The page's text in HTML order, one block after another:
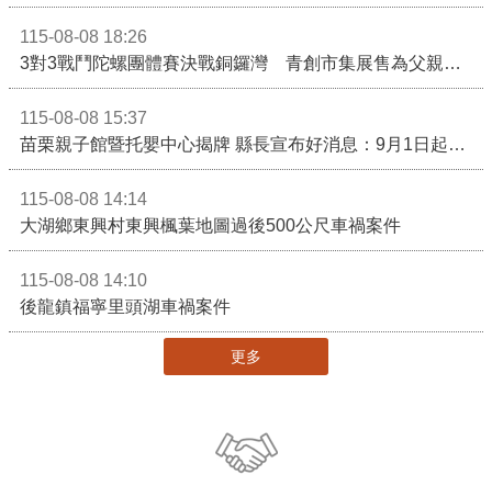
115-08-08 18:26
3對3戰鬥陀螺團體賽決戰銅鑼灣 青創市集展售為父親節增添繽紛
115-08-08 15:37
苗栗親子館暨托嬰中心揭牌 縣長宣布好消息：9月1日起調降臨時托嬰費用
115-08-08 14:14
大湖鄉東興村東興楓葉地圖過後500公尺車禍案件
115-08-08 14:10
後龍鎮福寧里頭湖車禍案件
更多